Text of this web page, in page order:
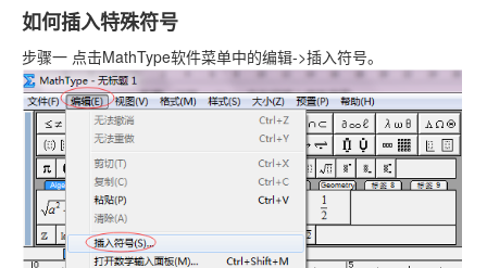
如何插入特殊符号
步骤一 点击MathType软件菜单中的编辑->插入符号。